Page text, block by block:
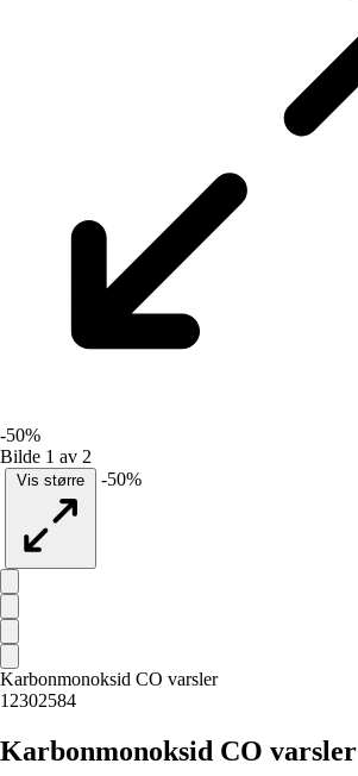
-50%
Bilde 1 av 2
Vis større -50%
Karbonmonoksid CO varsler
12302584
Karbonmonoksid CO varsler